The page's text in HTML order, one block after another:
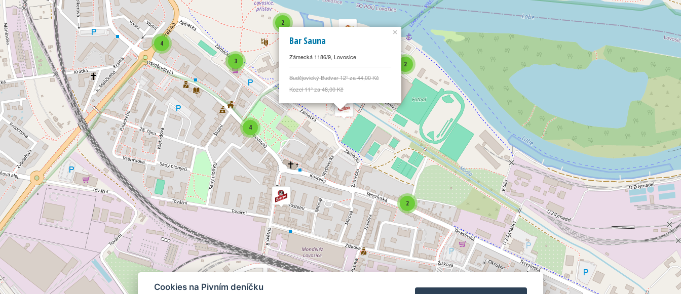
2
3
2
2
4
4 Bar Sauna
Zámecká 1186/9, Lovosice
Budějovický Budvar 12° za 44,00 Kč
Kozel 11° za 48,00 Kč
×
Cookies na Pivním deníčku